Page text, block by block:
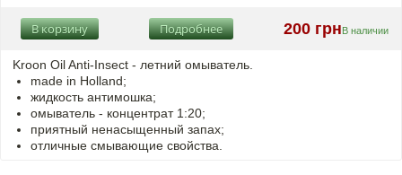
200 грнВ наличии
Подробнее
В корзину
Kroon Oil Anti-Insect - летний омыватель.
made in Holland;
жидкость антимошка;
омыватель - концентрат 1:20;
приятный ненасыщенный запах;
отличные смывающие свойства.